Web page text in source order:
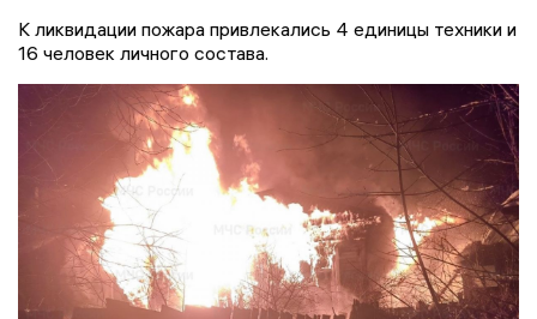
К ликвидации пожара привлекались 4 единицы техники и
16 человек личного состава.